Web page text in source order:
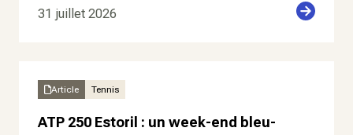
31 juillet 2026
Article Tennis
ATP 250 Estoril : un week-end bleu-